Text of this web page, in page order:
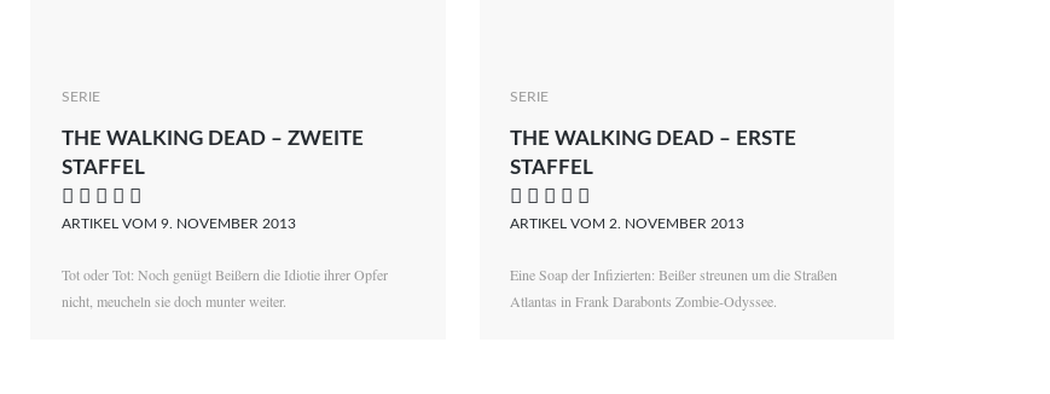
Zalewski
SERIE
THE WALKING DEAD – ZWEITE
STAFFEL
    
ARTIKEL VOM 9. NOVEMBER 2013
Tot oder Tot: Noch genügt Beißern die Idiotie ihrer Opfer
nicht, meucheln sie doch munter weiter.
SERIE
THE WALKING DEAD – ERSTE
STAFFEL
    
ARTIKEL VOM 2. NOVEMBER 2013
Eine Soap der Infizierten: Beißer streunen um die Straßen
Atlantas in Frank Darabonts Zombie-Odyssee.